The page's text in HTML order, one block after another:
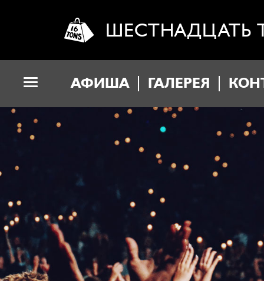
ШЕСТНАДЦАТЬ
АФИША ГАЛЕРЕЯ